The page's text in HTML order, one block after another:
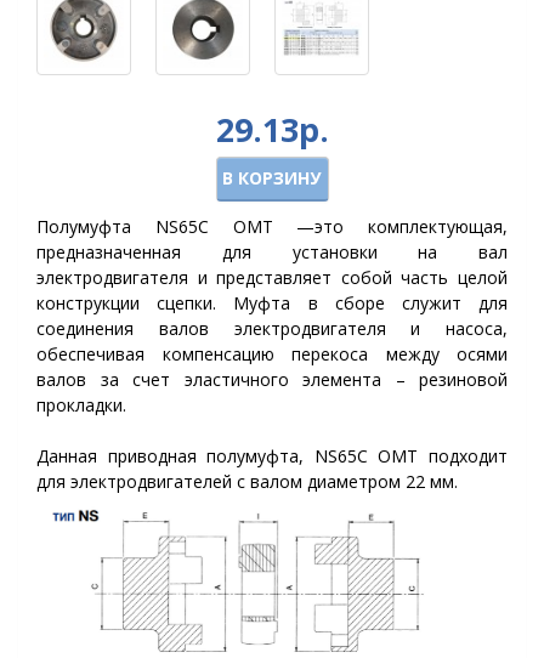
29.13р.
В КОРЗИНУ
Полумуфта NS65C ОМТ —это комплектующая,
предназначенная для установки на вал
электродвигателя и представляет собой часть целой
конструкции сцепки. Муфта в сборе служит для
соединения валов электродвигателя и насоса,
обеспечивая компенсацию перекоса между осями
валов за счет эластичного элемента – резиновой
прокладки.
Данная приводная полумуфта, NS65C ОМТ подходит
для электродвигателей с валом диаметром 22 мм.